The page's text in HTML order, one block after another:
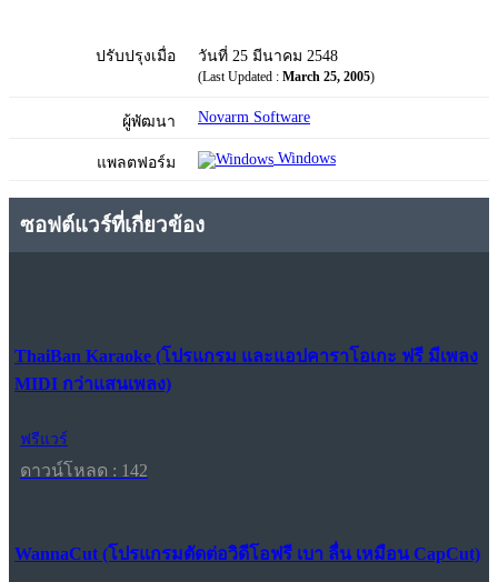
ปรับปรุงเมื่อ วันที่ 25 มีนาคม 2548
(Last Updated : March 25, 2005)
ผู้พัฒนา Novarm Software
แพลตฟอร์ม Windows
ซอฟต์แวร์ที่เกี่ยวข้อง
ThaiBan Karaoke (โปรแกรม และแอปคาราโอเกะ ฟรี มีเพลง
MIDI กว่าแสนเพลง)
ฟรีแวร์
ดาวน์โหลด : 142
WannaCut (โปรแกรมตัดต่อวิดีโอฟรี เบา ลื่น เหมือน CapCut)